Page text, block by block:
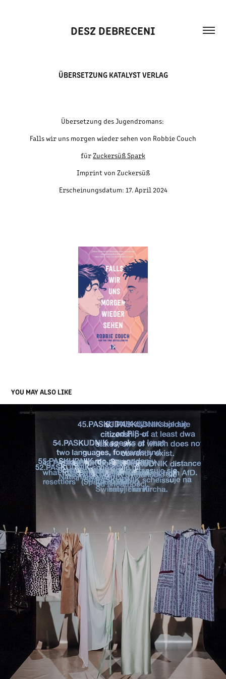
DESZ DEBRECENI
ÜBERSETZUNG KATALYST VERLAG
Übersetzung des Jugendromans:
Falls wir uns morgen wieder sehen von Robbie Couch
fürZuckersüß Spark
Imprint von Zuckersüß
Erscheinungsdatum: 17. April 2024
YOU MAY ALSO LIKE
THEATERÜBERSETZUNG INS ENGLISCH
2024